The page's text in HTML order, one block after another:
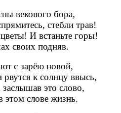
векового бора,
стебли трав!
И встаньте горы!
подняв.
зарёю новой,
к солнцу ввысь,
это слово,
слове жизнь.